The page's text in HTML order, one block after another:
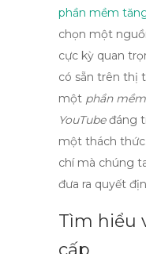
phần mềm
chọn một
cực kỳ quan
có sẵn trên thị
một phần
YouTubeđáng
một thách
chí mà chúng
đưa ra quyết
Tìm hiểu
cấp